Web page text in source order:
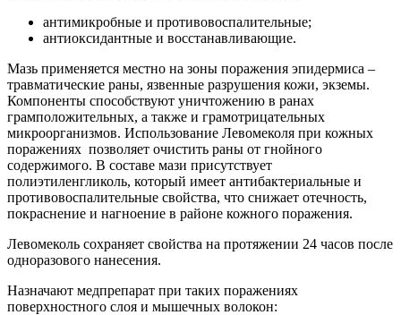
антимикробные и противовоспалительные;
антиоксидантные и восстанавливающие.
Мазь применяется местно на зоны поражения эпидермиса –
травматические раны, язвенные разрушения кожи, экземы.
Компоненты способствуют уничтожению в ранах
грамположительных, а также и грамотрицательных
микроорганизмов. Использование Левомеколя при кожных
поражениях позволяет очистить раны от гнойного
содержимого. В составе мази присутствует
полиэтиленгликоль, который имеет антибактериальные и
противовоспалительные свойства, что снижает отечность,
покраснение и нагноение в районе кожного поражения.
Левомеколь сохраняет свойства на протяжении 24 часов после
одноразового нанесения.
Назначают медпрепарат при таких поражениях
поверхностного слоя и мышечных волокон: